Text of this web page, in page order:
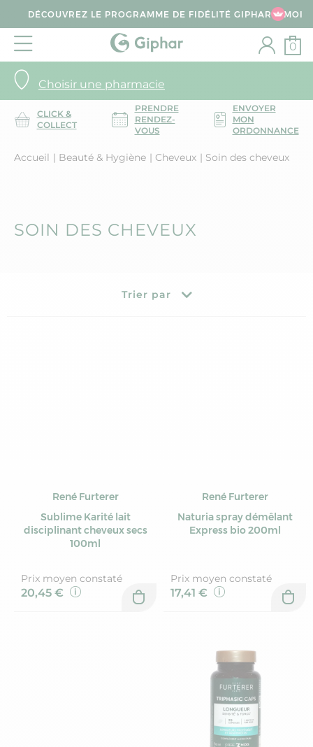
DÉCOUVREZ LE PROGRAMME DE FIDÉLITÉ GIPHAR & MOI
Choisir une pharmacie
0
CLICK &
COLLECT
PRENDRE
RENDEZ-
VOUS
ENVOYER
MON
ORDONNANCE
Accueil Beauté & Hygiène Cheveux Soin des cheveux
SOIN DES CHEVEUX
Trier par
René Furterer
Sublime Karité lait
disciplinant cheveux secs
100ml
Prix moyen constaté
20,45 €
René Furterer
Naturia spray démêlant
Express bio 200ml
Prix moyen constaté
17,41 €